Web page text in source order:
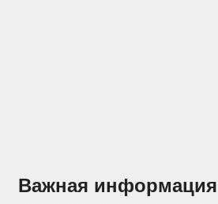
Важная информация